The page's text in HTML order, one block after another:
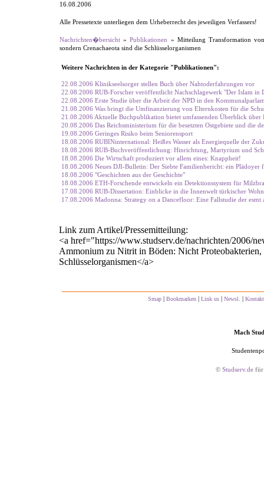
16.08.2006
Alle Pressetexte unterliegen dem Urheberrecht des jeweiligen Verfassers!
Nachrichten�bersicht »Publikationen » Mitteilung Transformation
sondern Crenachaeota sind die Schlüsselorganismen
Weitere Nachrichten in der Kategorie "Publikationen":
22.08.2006 Klinikseelsorger stellen Buch über Nahtoderfahrungen vor
22.08.2006 RUB-Forscher veröffentlicht Nachschlagewerk "Der Islam in
22.08.2006 Erste Studie über die Arbeit der NPD in den
21.08.2006 Was bringt die Umfinanzierung von Elternkosten für die
21.08.2006 Aktuelle Buchpublikation bietet umfassenden Überblick
20.08.2006 Das Reichsministerium für die besetzten Ostgebiete und die
19.08.2006 Geringes Risiko beim Seniorensport
18.08.2006 RUBINinternational: Heißes Wasser als Energiequelle der
18.08.2006 RUB-Buchveröffentlichung: Hinrichtung, Martyrium und
18.08.2006 Die Wirtschaft produziert vor allem eines: Knappheit!
18.08.2006 Neues DJI-Bulletin: Der Siebte Familienbericht: ein Plädoyer
18.08.2006 "Geschichten aus der Geschichte"
18.08.2006 ETH-Forschende entwickeln ein Detektionssystem für
17.08.2006 RUB-Dissertation: Einblicke in die Innenwelt türkischer
17.08.2006 Madonna: Strategy on a Dancefloor: Eine Fallstudie der
Link zum Artikel/Pressemitteilung:
<a href="https://www.studserv.de/nachrichten/2006/
Ammonium zu Nitrit in Böden: Nicht Proteobakterien,
Schlüsselorganismen</a>
Smap | Bookmarken | Link us | Newsl. | Kontakt
Mach
© Studserv.de für